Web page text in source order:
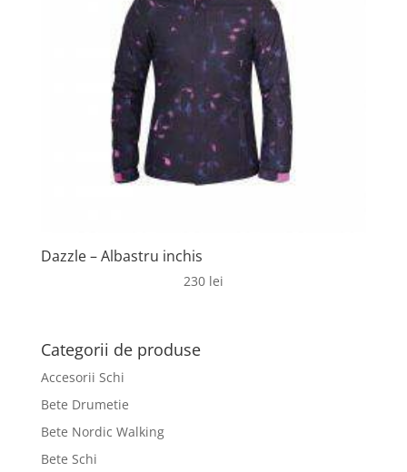
Dazzle – Albastru inchis
230 lei
Categorii de produse
Accesorii Schi
Bete Drumetie
Bete Nordic Walking
Bete Schi